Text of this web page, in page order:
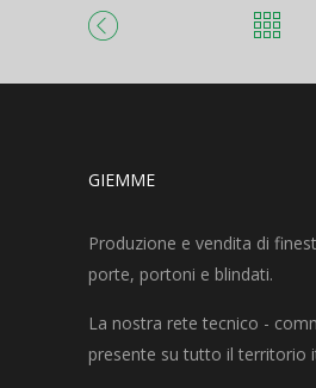
GIEMME
Produzione e vendita di
porte, portoni e blindati.
La nostra rete tecnico -
presente su tutto il territorio